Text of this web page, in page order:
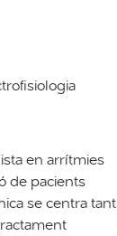
en arrítmies
de pacients
se centra tant